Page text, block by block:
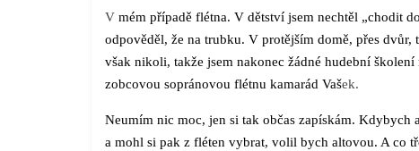
V mém případě flétna. V dětství jsem nechtěl „chodit
odpověděl, že na trubku. V protějším domě, přes
však nikoli, takže jsem nakonec žádné hudební
zobcovou sopránovou flétnu kamarád Vašek.
Neumím nic moc, jen si tak občas zapískám. Kdybych
a mohl si pak z fléten vybrat, volil bych altovou. A co